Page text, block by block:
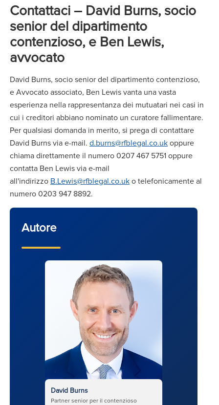
Contattaci – David Burns, socio
senior del dipartimento
contenzioso, e Ben Lewis,
avvocato
David Burns, socio senior del dipartimento contenzioso,
eAvvocato associato, Ben Lewis vanta una vasta
esperienza nella rappresentanza dei mutuatari nei casi in
cui i creditori abbiano nominato un curatore fallimentare.
Per qualsiasi domanda in merito, si prega di contattare
David Burns via e-mail. d.burns@rfblegal.co.ukoppure
chiama direttamente il numero 0207 467 5751 oppure
contatta Ben Lewis via e-mail
all'indirizzo B.Lewis@rfblegal.co.uko telefonicamente al
numero 0203 947 8892.
Autore
David Burns
Partner senior per il contenzioso